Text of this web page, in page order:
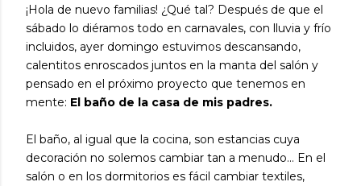
¡Hola de nuevo familias! ¿Qué tal? Después de que el
sábado lo diéramos todo en carnavales, con lluvia y frío
incluidos, ayer domingo estuvimos descansando,
calentitos enroscados juntos en la manta del salón y
pensado en el próximo proyecto que tenemos en
mente: El baño de la casa de mis padres.
El baño, al igual que la cocina, son estancias cuya
decoración no solemos cambiar tan a menudo... En el
salón o en los dormitorios es fácil cambiar textiles,